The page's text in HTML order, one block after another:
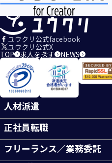
ユウクリ公式facebook
ユウクリ公式X
TOP 求人を探す NEWS
人材派遣
正社員転職
フリーランス／業務委託